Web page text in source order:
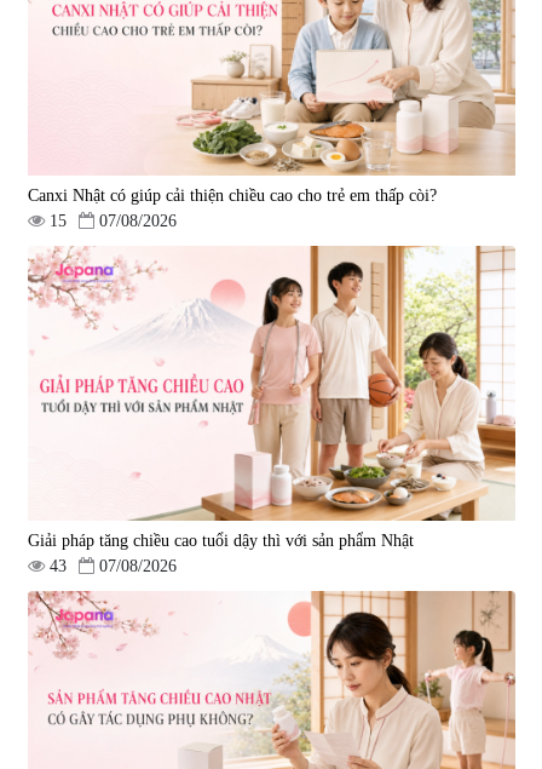
Sleepy Nhật Bản 80 viên
580.000 đ
điều trị đột quỵ Biken Kinase
Gold 60 viên
0
1.570.000 đ
Canxi Nhật có giúp cải thiện chiều cao cho trẻ em thấp còi?
15
07/08/2026
Giải pháp tăng chiều cao tuổi dậy thì với sản phẩm Nhật
43
07/08/2026